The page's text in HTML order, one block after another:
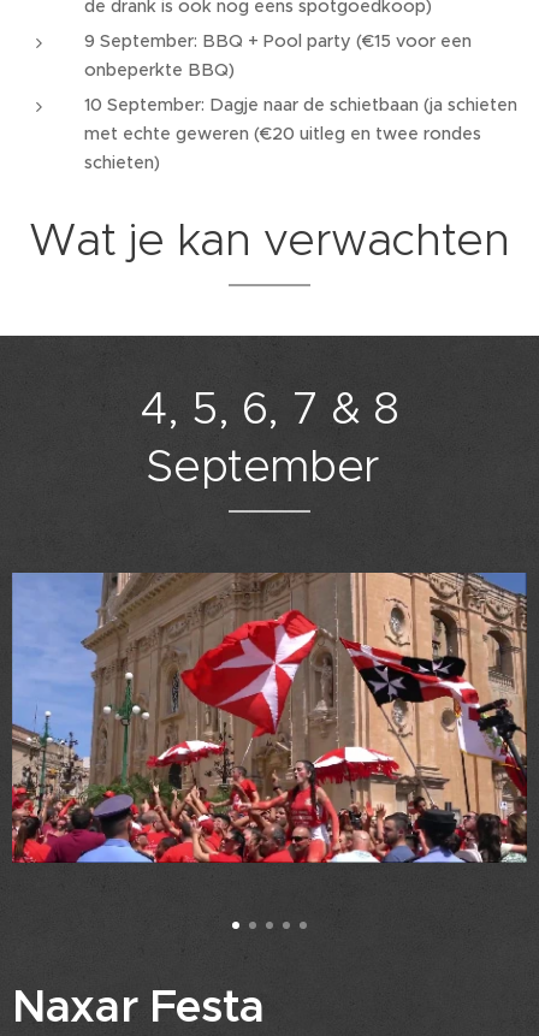
de drank is ook nog eens spotgoedkoop)
9 September: BBQ + Pool party (€15 voor een
onbeperkte BBQ)
10 September: Dagje naar de schietbaan (ja schieten
met echte geweren (€20 uitleg en twee rondes
schieten)
Wat je kan verwachten
4, 5, 6, 7 & 8
September
Naxar Festa